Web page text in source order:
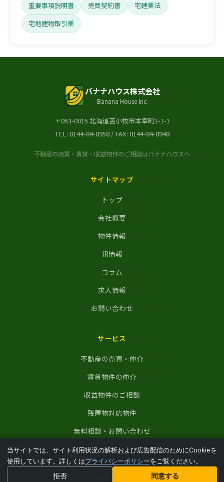
重要事項説明書 売買契約書
宅建業法
宅地建物取引業
バナナハウス株式会社
Banana House Inc.
〒053-0015 北海道苫小牧市本幸町1-1-1
TEL: 0144-84-8958 / FAX: 0144-84-8948
不動産の売買・賃貸・収益物件のご相談はバナナハウスへ
サイトマップ
トップ
会社概要
物件情報
IR情報
コラム
求人情報
お問い合わせ
サービス
不動産の売買・仲介
賃貸物件の仲介
収益物件のご相談
残置物対応物件
無料相談・お問い合わせ
© 2026 バナナハウス株式会社 Banana House Inc. All Rights Reserved.
当サイトでは、サイト利用状況の解析および広告配信のためにCookieを
使用しています。詳しくはプライバシーポリシーをご覧ください。
拒否
同意する